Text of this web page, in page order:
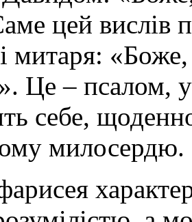
цей вислів
митаря:
Це – псалом,
себе,
милосердю.